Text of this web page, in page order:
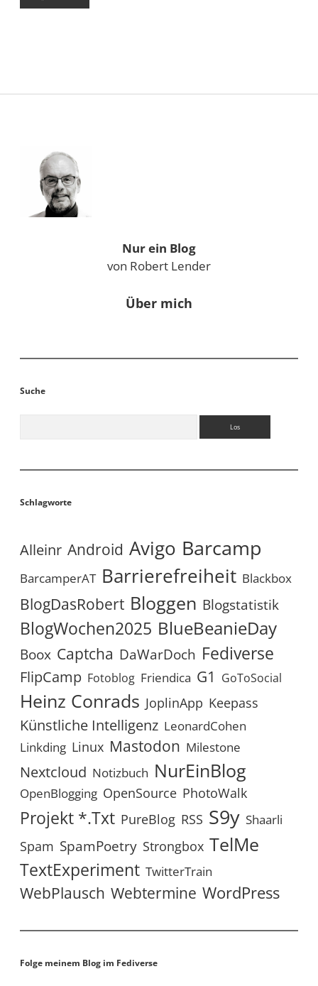
Sidebar
Nur ein Blog
von Robert Lender
Über mich
Suche
Schlagworte
Alleinr Android Avigo Barcamp
BarcamperAT Barrierefreiheit Blackbox
BlogDasRobert Bloggen Blogstatistik
BlogWochen2025 BlueBeanieDay
Boox Captcha DaWarDoch Fediverse
FlipCamp Fotoblog Friendica G1 GoToSocial
Heinz Conrads JoplinApp Keepass
Künstliche Intelligenz LeonardCohen
Linkding Linux Mastodon Milestone
Nextcloud Notizbuch NurEinBlog
OpenBlogging OpenSource PhotoWalk
Projekt *.txt PureBlog RSS S9y Shaarli
Spam SpamPoetry Strongbox TelMe
TextExperiment TwitterTrain
WebPlausch Webtermine WordPress
Folge meinem Blog im Fediverse